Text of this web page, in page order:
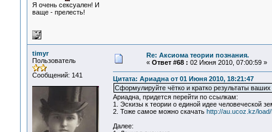
Я очень сексуален! И
ваще - прелесть!
timyr
Пользователь
Сообщений: 141
Re: Аксиома теории познания.
« Ответ #68 : 02 Июня 2010, 07:00:59 »
Цитата: Ариадна от 01 Июня 2010, 18:21:47
Сформулируйте чётко и кратко результаты
Ариадна, придется перейти по ссылкам:
1. Эскизы к теории о единой идее человеческой
2. Тоже самое можно скачать http://au.ucoz.kz/
Далее: